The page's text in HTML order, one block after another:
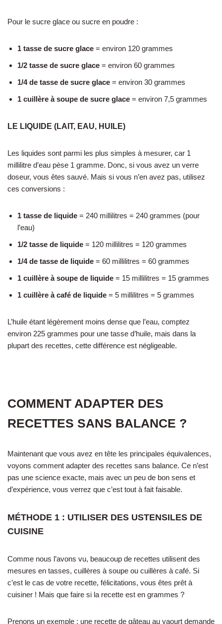
Pour le sucre glace ou sucre en poudre :
1 tasse de sucre glace = environ 120 grammes
1/2 tasse de sucre glace = environ 60 grammes
1/4 de tasse de sucre glace = environ 30 grammes
1 cuillère à soupe de sucre glace = environ 7,5 grammes
LE LIQUIDE (LAIT, EAU, HUILE)
Les liquides sont parmi les plus simples à mesurer, car 1
millilitre d’eau pèse 1 gramme. Donc, si vous avez un verre
doseur, vous êtes sauvé. Mais si vous n’en avez pas, utilisez
ces conversions :
1 tasse de liquide = 240 millilitres = 240 grammes (pour
l’eau)
1/2 tasse de liquide = 120 millilitres = 120 grammes
1/4 de tasse de liquide = 60 millilitres = 60 grammes
1 cuillère à soupe de liquide = 15 millilitres = 15 grammes
1 cuillère à café de liquide = 5 millilitres = 5 grammes
L’huile étant légèrement moins dense que l’eau, comptez
environ 225 grammes pour une tasse d’huile, mais dans la
plupart des recettes, cette différence est négligeable.
COMMENT ADAPTER DES
RECETTES SANS BALANCE ?
Maintenant que vous avez en tête les principales équivalences,
voyons comment adapter des recettes sans balance. Ce n’est
pas une science exacte, mais avec un peu de bon sens et
d’expérience, vous verrez que c’est tout à fait faisable.
MÉTHODE 1 : UTILISER DES USTENSILES DE
CUISINE
Comme nous l’avons vu, beaucoup de recettes utilisent des
mesures en tasses, cuillères à soupe ou cuillères à café. Si
c’est le cas de votre recette, félicitations, vous êtes prêt à
cuisiner ! Mais que faire si la recette est en grammes ?
Prenons un exemple : une recette de gâteau au yaourt demande